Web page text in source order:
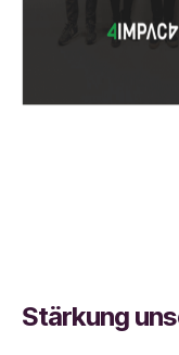
Stärkung